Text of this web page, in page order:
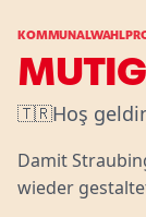
🇹🇷Hoş
Damit
wieder